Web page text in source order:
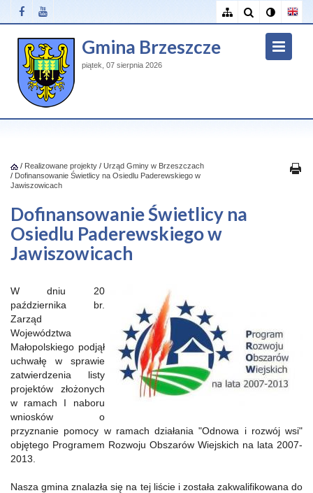
Gmina Brzeszcze
piątek, 07 sierpnia 2026
/ Realizowane projekty / Urząd Gminy w Brzeszczach
/ Dofinansowanie Świetlicy na Osiedlu Paderewskiego w
Jawiszowicach
Dofinansowanie Świetlicy na
Osiedlu Paderewskiego w
Jawiszowicach
W dniu 20
października br.
Zarząd
Województwa
Małopolskiego podjął
uchwałę w sprawie
zatwierdzenia listy
projektów złożonych
w ramach I naboru
wniosków o
przyznanie pomocy w ramach działania "Odnowa i rozwój wsi"
objętego Programem Rozwoju Obszarów Wiejskich na lata 2007-
2013.
Nasza gmina znalazła się na tej liście i została zakwalifikowana do